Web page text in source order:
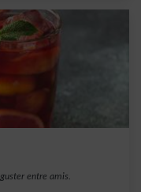
entre amis.